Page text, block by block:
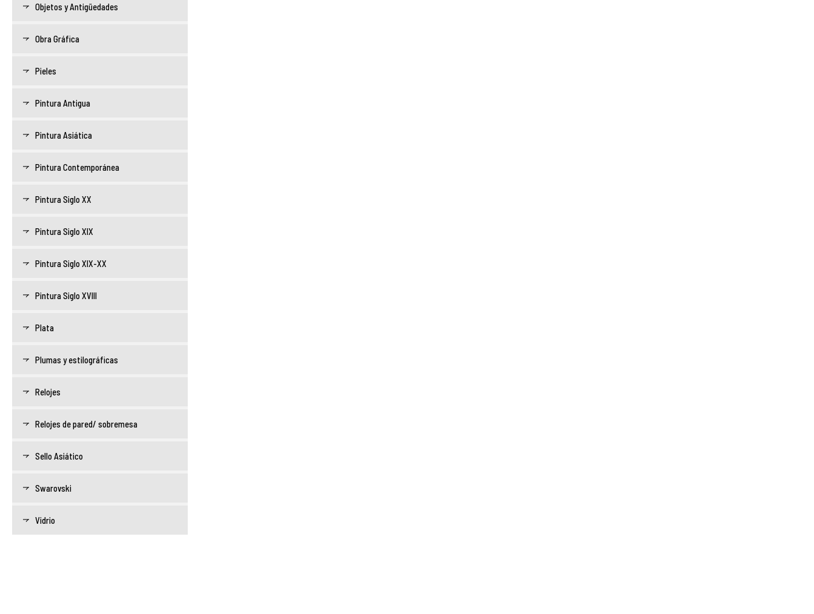
Objetos y Antigüedades
Obra Gráfica
Pieles
Pintura Antigua
Pintura Asiática
Pintura Contemporánea
Pintura Siglo XX
Pintura Siglo XIX
Pintura Siglo XIX-XX
Pintura Siglo XVIII
Plata
Plumas y estilográficas
Relojes
Relojes de pared/ sobremesa
Sello Asiático
Swarovski
Vidrio